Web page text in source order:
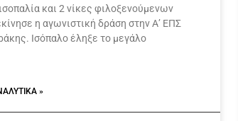
και 2 νίκες φιλοξενούμενων
η αγωνιστική δράση στην Α’ ΕΠΣ
Ισόπαλο έληξε το μεγάλο
»